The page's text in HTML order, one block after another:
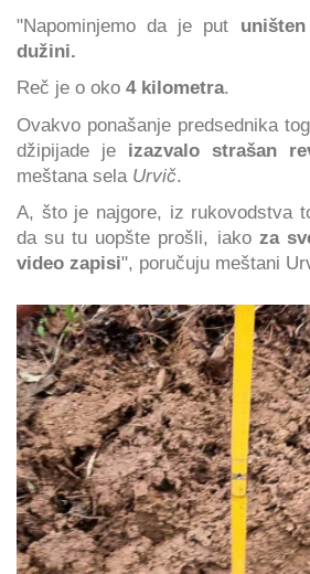
"Napominjemo da je put
dužini.
Reč je o oko 4 kilometra.
Ovakvo ponašanje predsednika
džipijade je izazvalo strašan
meštana sela Urvič.
A, što je najgore, iz rukovodstva
da su tu uopšte prošli, iako za
video zapisi", poručuju meštani